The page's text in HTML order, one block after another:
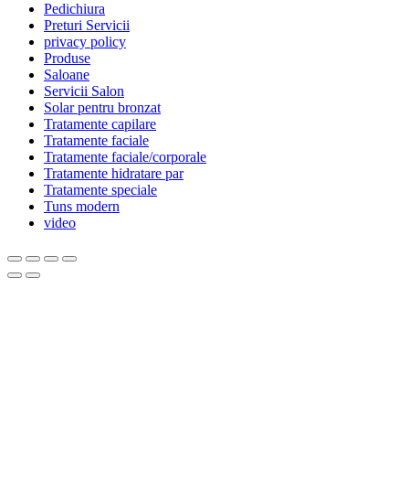
Pedichiura
Preturi Servicii
privacy policy
Produse
Saloane
Servicii Salon
Solar pentru bronzat
Tratamente capilare
Tratamente faciale
Tratamente faciale/corporale
Tratamente hidratare par
Tratamente speciale
Tuns modern
video